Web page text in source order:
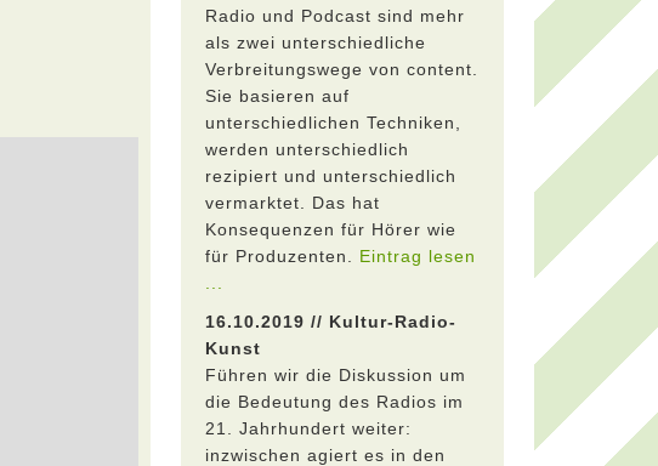
Radio und Podcast sind mehr
als zwei unterschiedliche
Verbreitungswege von content.
Sie basieren auf
unterschiedlichen Techniken,
werden unterschiedlich
rezipiert und unterschiedlich
vermarktet. Das hat
Konsequenzen für Hörer wie
für Produzenten. Eintrag lesen
16.10.2019 // Kultur-Radio-
Kunst
Führen wir die Diskussion um
die Bedeutung des Radios im
21. Jahrhundert weiter:
inzwischen agiert es in den